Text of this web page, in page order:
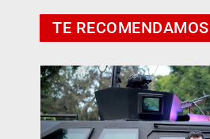
TE RECOMENDAMOS